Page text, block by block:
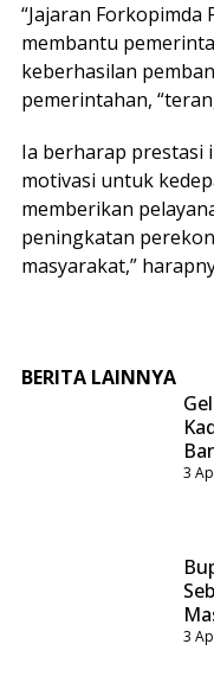
“Jajaran
membantu
keberhasilan
pemerintahan,
Ia berharap prestasi
motivasi untuk
memberikan
peningkatan
masyarakat,”
BERITA LAINNYA
3
3